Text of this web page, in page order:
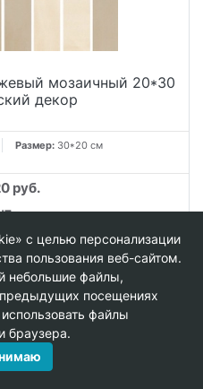
мозаичный 20*30
декор
Размер: 30*20 см
руб.
+
с целью персонализации
пользования веб-сайтом.
небольшие файлы,
посещениях
файлы
браузера.